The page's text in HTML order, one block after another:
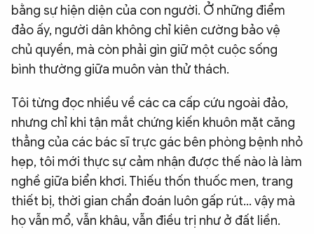
bằng sự hiện diện của con người. Ở những điểm
đảo ấy, người dân không chỉ kiên cường bảo vệ
chủ quyền, mà còn phải gìn giữ một cuộc sống
bình thường giữa muôn vàn thử thách.
Tôi từng đọc nhiều về các ca cấp cứu ngoài đảo,
nhưng chỉ khi tận mắt chứng kiến khuôn mặt căng
thẳng của các bác sĩ trực gác bên phòng bệnh nhỏ
hẹp, tôi mới thực sự cảm nhận được thế nào là làm
nghề giữa biển khơi. Thiếu thốn thuốc men, trang
thiết bị, thời gian chẩn đoán luôn gấp rút… vậy mà
họ vẫn mổ, vẫn khâu, vẫn điều trị như ở đất liền.